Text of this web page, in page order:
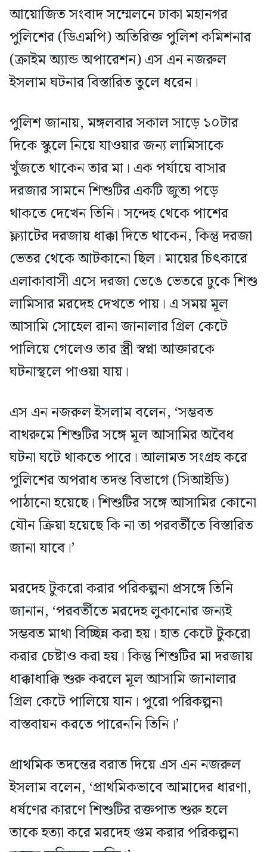
আয়োজিত সংবাদ সম্মেলনে ঢাকা মহানগর
পুলিশের (ডিএমপি) অতিরিক্ত পুলিশ কমিশনার
(ক্রাইম অ্যান্ড অপারেশন) এস এন নজরুল
ইসলাম ঘটনার বিস্তারিত তুলে ধরেন।
পুলিশ জানায়, মঙ্গলবার সকাল সাড়ে ১০টার
দিকে স্কুলে নিয়ে যাওয়ার জন্য লামিসাকে
খুঁজতে থাকেন তার মা। এক পর্যায়ে বাসার
দরজার সামনে শিশুটির একটি জুতা পড়ে
থাকতে দেখেন তিনি। সন্দেহ থেকে পাশের
ফ্ল্যাটের দরজায় ধাক্কা দিতে থাকেন, কিন্তু দরজা
ভেতর থেকে আটকানো ছিল। মায়ের চিৎকারে
এলাকাবাসী এসে দরজা ভেঙে ভেতরে ঢুকে শিশু
লামিসার মরদেহ দেখতে পায়। এ সময় মূল
আসামি সোহেল রানা জানালার গ্রিল কেটে
পালিয়ে গেলেও তার স্ত্রী স্বপ্না আক্তারকে
ঘটনাস্থলে পাওয়া যায়।
এস এন নজরুল ইসলাম বলেন, ‘সম্ভবত
বাথরুমে শিশুটির সঙ্গে মূল আসামির অবৈধ
ঘটনা ঘটে থাকতে পারে। আলামত সংগ্রহ করে
পুলিশের অপরাধ তদন্ত বিভাগে (সিআইডি)
পাঠানো হয়েছে। শিশুটির সঙ্গে আসামির কোনো
যৌন ক্রিয়া হয়েছে কি না তা পরবর্তীতে বিস্তারিত
জানা যাবে।’
মরদেহ টুকরো করার পরিকল্পনা প্রসঙ্গে তিনি
জানান, ‘পরবর্তীতে মরদেহ লুকানোর জন্যই
সম্ভবত মাথা বিচ্ছিন্ন করা হয়। হাত কেটে টুকরো
করার চেষ্টাও করা হয়। কিন্তু শিশুটির মা দরজায়
ধাক্কাধাক্কি শুরু করলে মূল আসামি জানালার
গ্রিল কেটে পালিয়ে যান। পুরো পরিকল্পনা
বাস্তবায়ন করতে পারেননি তিনি।’
প্রাথমিক তদন্তের বরাত দিয়ে এস এন নজরুল
ইসলাম বলেন, ‘প্রাথমিকভাবে আমাদের ধারণা,
ধর্ষণের কারণে শিশুটির রক্তপাত শুরু হলে
তাকে হত্যা করে মরদেহ গুম করার পরিকল্পনা